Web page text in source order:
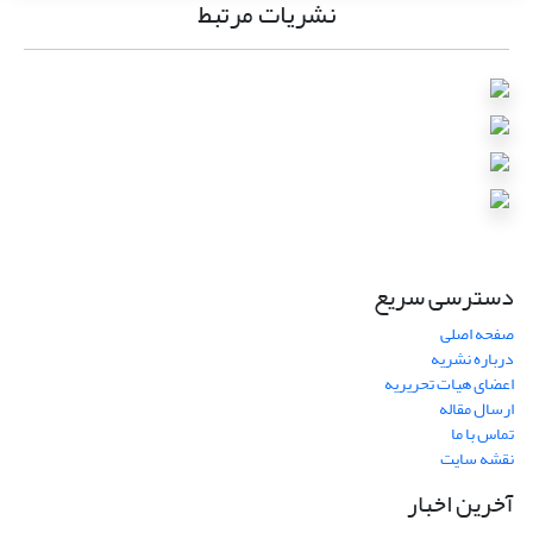
نشریات مرتبط
دسترسی سریع
صفحه اصلی
درباره نشریه
اعضای هیات تحریریه
ارسال مقاله
تماس با ما
نقشه سایت
آخرین اخبار